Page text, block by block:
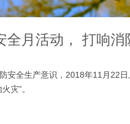
全月活动， 打响
全生产意识，2018年11月22日
灾”。